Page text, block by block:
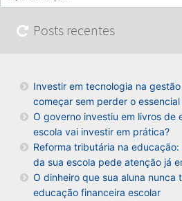
os filhos, para os amigos e
Posts recentes
Investir em tecnologia na
começar sem perder o essencial
O governo investiu em livros de
escola vai investir em prática?
Reforma tributária na
da sua escola pede atenção já
O dinheiro que sua aluna nunca
educação financeira escolar